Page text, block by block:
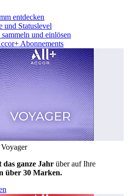
entdecken
und Statuslevel
und einlösen
Abonnements
das ganze Jahr über auf Ihre
über 30 Marken.